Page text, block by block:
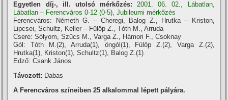
Egyetlen díj-, ill. utolsó mérkőzés:
2001. 06. 02., Lábatlan,
Lábatlan – Ferencváros 0-12 (0-5), Jubileumi mérkőzés
Ferencváros: Németh G. – Cheregi, Balog Z., Hrutka – Kriston,
Lipcsei, Schultz, Keller – Fülöp Z., Tóth M., Arruda
Csere: Sólyom, Szűcs M., Varga Z., Hámori F., Csoknay
Gól: Tóth M.(2), Arruda(1), öngól(1), Fülöp Z.(2), Varga Z.(2),
Hrutka(1), Kriston(1), Schultz(1), Balog Z.(1)
Edző: Csank János
Távozott: Dabas
A Ferencváros szí­neiben 25 alkalommal lépett pályára.